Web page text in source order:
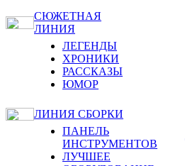
СЮЖЕТНАЯ
ЛИНИЯ
ЛЕГЕНДЫ
ХРОНИКИ
РАССКАЗЫ
ЮМОР
ЛИНИЯ СБОРКИ
ПАНЕЛЬ
ИНСТРУМЕНТОВ
ЛУЧШЕЕ